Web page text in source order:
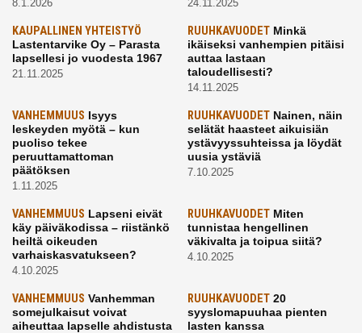
8.1.2026 24.11.2025
KAUPALLINEN YHTEISTYÖ
Lastentarvike Oy – Parasta
lapsellesi jo vuodesta 1967
21.11.2025
RUUHKAVUODETMinkä
ikäiseksi vanhempien pitäisi
auttaa lastaan
taloudellisesti?
14.11.2025
VANHEMMUUS Isyys
leskeyden myötä – kun
puoliso tekee
peruuttamattoman
päätöksen
1.11.2025
RUUHKAVUODETNainen, näin
selätät haasteet aikuisiän
ystävyyssuhteissa ja löydät
uusia ystäviä
7.10.2025
VANHEMMUUS Lapseni eivät
käy päiväkodissa – riistänkö
heiltä oikeuden
varhaiskasvatukseen?
4.10.2025
RUUHKAVUODETMiten
tunnistaa hengellinen
väkivalta ja toipua siitä?
4.10.2025
VANHEMMUUS Vanhemman
somejulkaisut voivat
aiheuttaa lapselle ahdistusta
RUUHKAVUODET20
syyslomapuuhaa pienten
lasten kanssa